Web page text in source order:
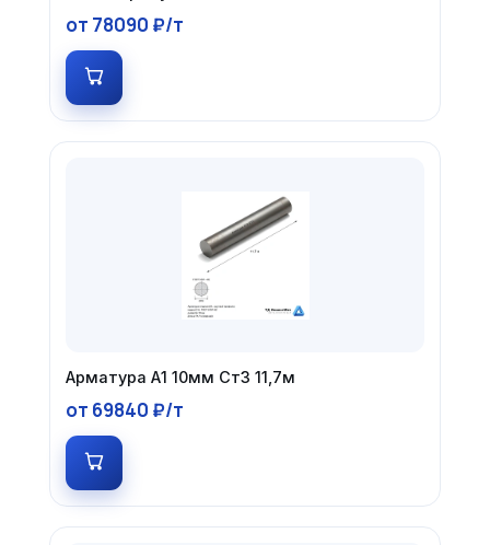
от 78090 ₽/т
Арматура А1 10мм Ст3 11,7м
от 69840 ₽/т